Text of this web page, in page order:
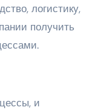
логистику,
получить
и